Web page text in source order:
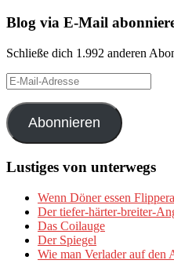
Blog via E-Mail
Schließe dich 1.992 anderen
E-
Mail-
Adresse
Abonnieren
Lustiges von unterwegs
Wenn Döner essen
Der tiefer-härter-breiter-
Das Coilauge
Der Spiegel
Wie man Verlader auf den